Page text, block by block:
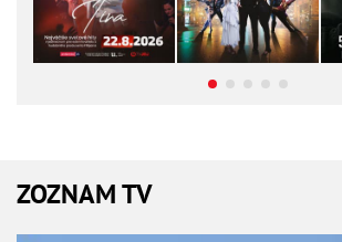
ZOZNAM TV